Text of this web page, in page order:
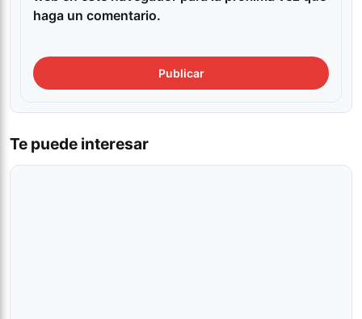
haga un comentario.
Te puede interesar